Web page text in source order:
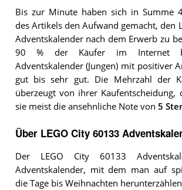
Bis zur Minute haben sich in Summe
des Artikels den Aufwand gemacht, den
Adventskalender nach dem Erwerb zu
90 % der Käufer im Internet
Adventskalender (Jungen) mit positiver
gut bis sehr gut. Die Mehrzahl der
überzeugt von ihrer Kaufentscheidung,
sie meist die ansehnliche Note von 5
Über LEGO City 60133
Der LEGO City 60133
Adventskalender, mit dem man auf
die Tage bis Weihnachten